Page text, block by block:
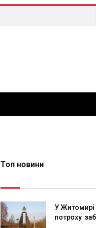
Топ новини
У Житомирі
потроху